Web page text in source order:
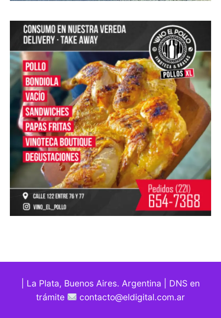
| La Plata, Buenos Aires. Argentina | DNS en
trámite
contacto@eldigital.com.ar